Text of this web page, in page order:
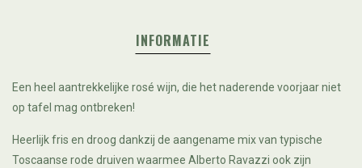
INFORMATIE
Een heel aantrekkelijke rosé wijn, die het naderende voorjaar niet
op tafel mag ontbreken!
Heerlijk fris en droog dankzij de aangename mix van typische
Toscaanse rode druiven waarmee Alberto Ravazzi ook zijn